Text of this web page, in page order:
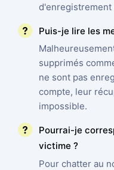
d'enregistrement
Puis-je lire les
supprimés
ne sont pas
compte, leur
impossible.
Pourrai-je
victime ?
Pour chatter au